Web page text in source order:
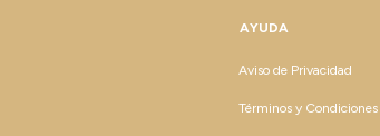
AYUDA
Aviso de Privacidad
Términos y Condiciones